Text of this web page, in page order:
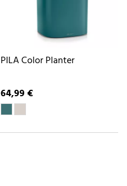
PILA Color Planter
64,99 €